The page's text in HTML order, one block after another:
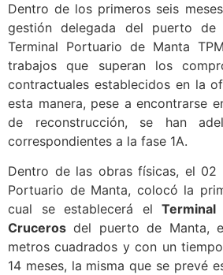
Dentro de los primeros seis
gestión delegada del puerto
Terminal Portuario de Manta
trabajos que superan los
contractuales establecidos en la
esta manera, pese a encontrarse
de reconstrucción, se han
correspondientes a la fase 1A.
Dentro de las obras físicas, el 02
Portuario de Manta, colocó la
cual se establecerá el
Cruceros del puerto de Manta,
metros cuadrados y con un
14 meses, la misma que se prevé